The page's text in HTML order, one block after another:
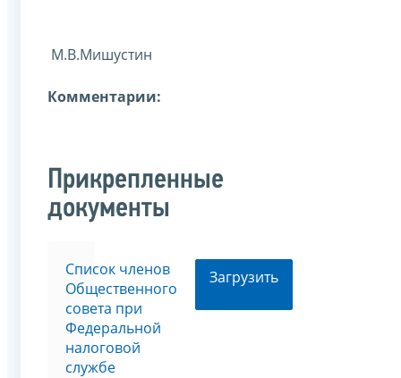
М.В.Мишустин
Комментарии:
Прикрепленные
документы
Список членов
Общественного
совета при
Федеральной
налоговой
службе
Загрузить